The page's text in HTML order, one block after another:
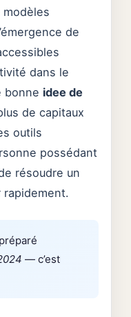
de
dans le
bonne idee de
de capitaux
outils
possédant
résoudre un
rapidement.
— c’est